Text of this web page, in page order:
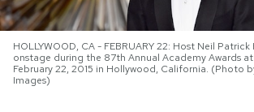
I MIEI PREFERITI
HOLLYWOOD, CA - FEBRUARY 22: Host Neil Patrick
onstage during the 87th Annual Academy Awards
February 22, 2015 in Hollywood, California. (Photo
Images)